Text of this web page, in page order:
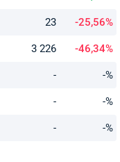
23 -25,56%
3 226 -46,34%
- -%
- -%
- -%